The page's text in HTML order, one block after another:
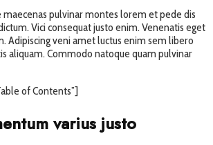
pulvinar montes lorem et pede dis
Vici consequat justo enim. Venenatis eget
Adipiscing veni amet luctus enim sem libero
aliquam. Commodo natoque quam pulvinar
of Contents”]
varius justo